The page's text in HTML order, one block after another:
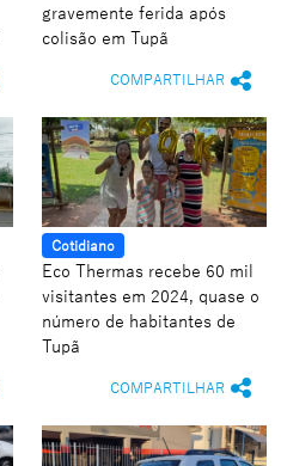
gravemente ferida após
colisão em Tupã
COMPARTILHAR
Cotidiano
Eco Thermas recebe 60 mil
visitantes em 2024, quase o
número de habitantes de
Tupã
COMPARTILHAR